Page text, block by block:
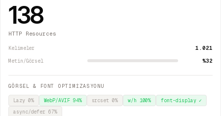
138
HTTP Resources
Kelimeler 1.021
Metin/Görsel %32
GÖRSEL & FONT OPTİMİZASYONU
Lazy 0% WebP/AVIF 94% srcset0% w/h 100% font-display✓
async/defer67%